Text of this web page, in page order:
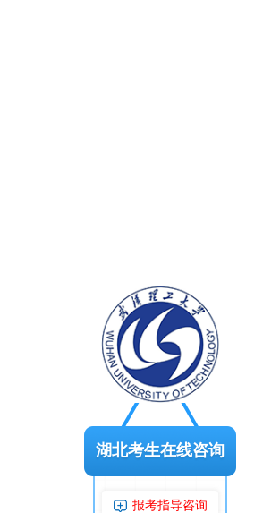
湖北考生在线咨询
报考指导咨询